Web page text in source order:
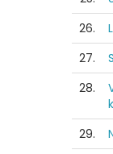
26.
27.
28.
29.